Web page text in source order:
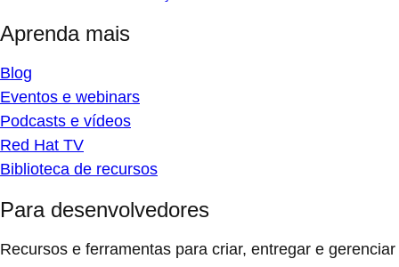
Aprenda mais
Blog
Eventos e webinars
Podcasts e vídeos
Red Hat TV
Biblioteca de recursos
Para desenvolvedores
Recursos e ferramentas para criar, entregar e gerenciar